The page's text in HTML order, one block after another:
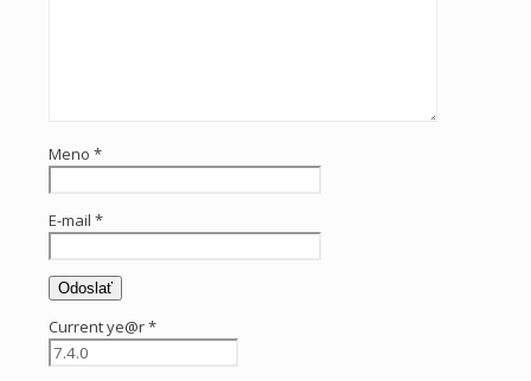
Meno *
E-mail *
Current ye@r*